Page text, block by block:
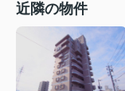
近隣の物件